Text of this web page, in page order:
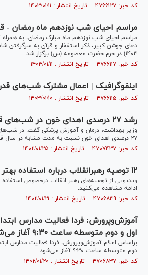
کد خبر: ۴۷۶۶۱۲۷ تاریخ انتشار : ۱۴۰۳/۰۱/۱۱
مراسم احیای شب نوزدهم ماه رمضان -
مراسم احیای شب نوزدهم ماه مبارک رمضان، به
۱۴۰۳) در حرم حضرت معصومه (س) برگزار شد.
کد خبر: ۴۷۶۶۱۱۷ تاریخ انتشار : ۱۴۰۳/۰۱/۱۱
اینفوگرافیک | اعمال مشترک شب‌های قدر
کد خبر: ۴۷۶۶۱۱۵ تاریخ انتشار : ۱۴۰۳/۰۱/۱۰
رشد ۲۷ درصدی اهدای خون در شب‌های قدر
وزیر بهداشت، درمان و آموزش پزشکی گفت: در
۲۷ درصدی اهدای خون نسبت به مدت مشابه در سال قبل بودیم.
کد خبر: ۴۷۰۷۴۳۷ تاریخ انتشار : ۱۴۰۲/۰۱/۲۵
١٢ توصيه رهبرانقلاب درباره استفاده بهتر از شب‌های قدر
ویديویی از توصيه‌های رهبر انقلاب درخصوص استفاده
ادامه مشاهده می‌کنید.
کد خبر: ۴۷۰۶۸۳۹ تاریخ انتشار : ۱۴۰۲/۰۱/۲۱
اول و دوم متوسطه ساعت ۹:۳۰ آغاز می‌شود
دوم متوسطه ساعت ۹:۳۰ آغاز می‌شود.
کد خبر: ۴۷۰۶۸۳۷ تاریخ انتشار : ۱۴۰۲/۰۱/۲۰